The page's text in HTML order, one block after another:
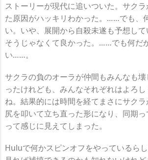
ストーリーが現代に追いついた。サク
た原因がハッキリわかった。……でも、
い。いや、展開から自殺未遂も予想して
そうじゃなくて良かった。……でも何だ
い……。
サクラの負のオーラが仲間もみんなも
ったけれども、みんなそれぞれはよろ
ね。結果的には時間を経てまさにサク
尻を叩いて立ち直った形になり、同期
って感じに見えてしまった。
Huluで何かスピンオフをやっているら